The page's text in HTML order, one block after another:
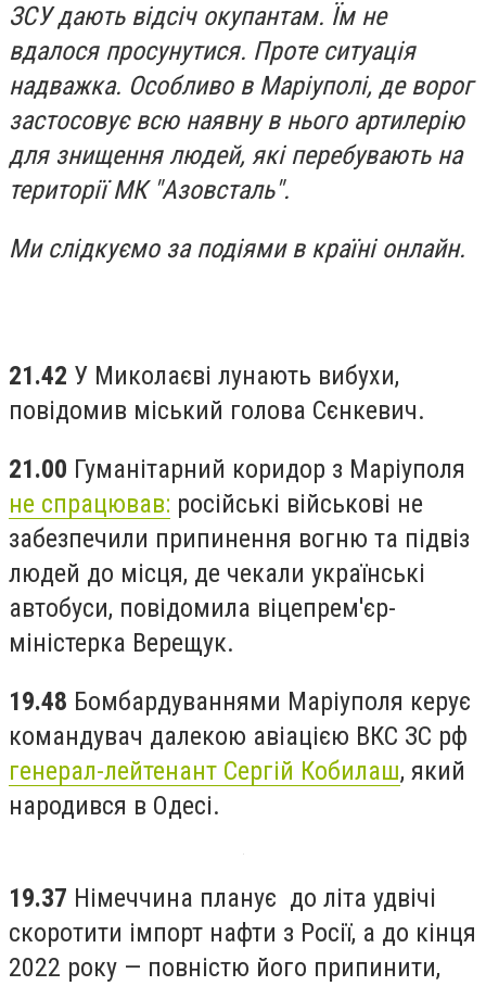
ЗСУ дають відсіч окупантам. Їм не
вдалося просунутися. Проте ситуація
надважка. Особливо в Маріуполі, де ворог
застосовує всю наявну в нього артилерію
для знищення людей, які перебувають на
території МК "Азовсталь".
Ми слідкуємо за подіями в країні онлайн.
21.42 У Миколаєві лунають вибухи,
повідомив міський голова Сєнкевич.
21.00 Гуманітарний коридор з Маріуполя
не спрацював: російські військові не
забезпечили припинення вогню та підвіз
людей до місця, де чекали українські
автобуси, повідомила віцепрем'єр-
міністерка Верещук.
19.48 Бомбардуваннями Маріуполя керує
командувач далекою авіацією ВКС ЗС рф
генерал-лейтенант Сергій Кобилаш, який
народився в Одесі.
19.37 Німеччина планує до літа удвічі
скоротити імпорт нафти з Росії, а до кінця
2022 року — повністю його припинити,